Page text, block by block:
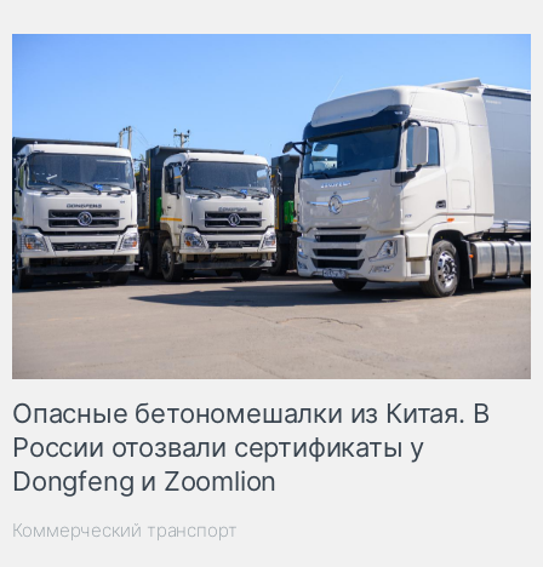
Опасные бетономешалки из Китая. В
России отозвали сертификаты у
Dongfeng и Zoomlion
Коммерческий транспорт